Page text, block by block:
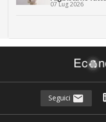
07 Lug 2026
Seguici